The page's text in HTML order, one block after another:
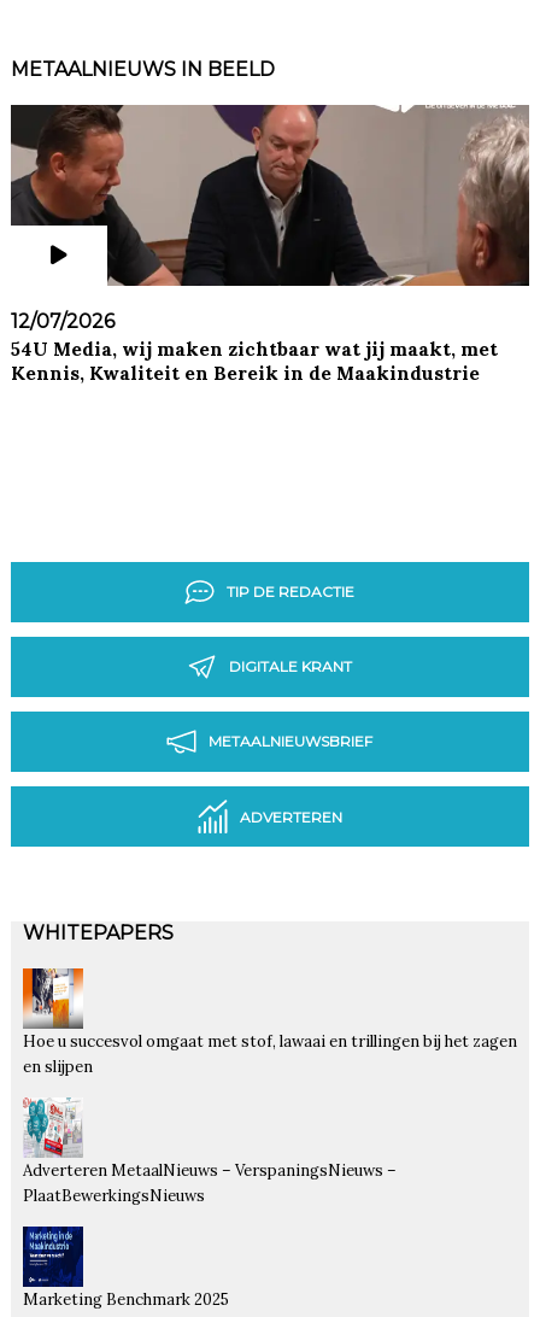
METAALNIEUWS IN BEELD
12/07/2026
54U Media, wij maken zichtbaar wat jij maakt, met
Kennis, Kwaliteit en Bereik in de Maakindustrie
TIP DE REDACTIE
DIGITALE KRANT
METAALNIEUWSBRIEF
ADVERTEREN
WHITEPAPERS
Hoe u succesvol omgaat met stof, lawaai en trillingen bij het zagen
en slijpen
Adverteren MetaalNieuws – VerspaningsNieuws –
PlaatBewerkingsNieuws
Marketing Benchmark 2025